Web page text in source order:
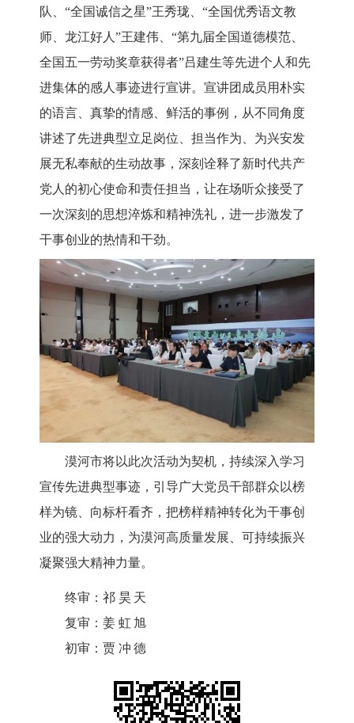
队、 “全国诚信之星”王秀珑、 “全国优秀语文教
师、龙江好人 ”王建伟、 “第九届全国道德模范、
全国五一劳动奖章获得者”吕建生等先进个人和先
进集体的感人事迹进行宣讲。宣讲团成员用朴实
的语言、真挚的情感、鲜活的事例，从不同角度
讲述了先进典型立足岗位、担当作为、为兴安发
展无私奉献的生动故事，深刻诠释了新时代共产
党人的初心使命和责任担当，让在场听众接受了
一次深刻的思想淬炼和精神洗礼，进一步激发了
干事创业的热情和干劲。
漠河市将以此次活动为契机 ，持续深入学习
宣传先进典型事迹，引导广大党员干部群众以榜
样为镜、向标杆看齐，把榜样精神转化为干事创
业的强大动力，为漠河高质量发展、可持续振兴
凝聚强大精神力量。
终审： 祁昊天
复审： 姜虹旭
初审： 贾冲德